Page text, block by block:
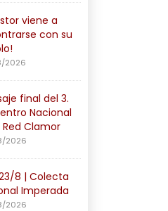
viene a
con su
2026
final del 3.
Nacional
Clamor
2026
8 | Colecta
Imperada
2026